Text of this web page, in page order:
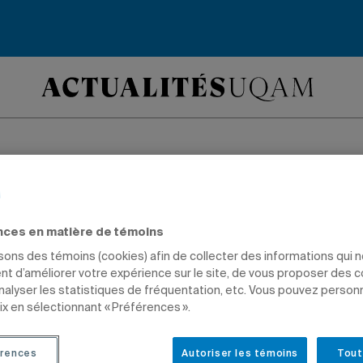
aux Mondiaux
réalise la meilleure
du monde de cyclisme.
en matière de témoins
des témoins (cookies) afin de collecter des informations qui
d’améliorer votre expérience sur le site, de vous proposer des
les statistiques de fréquentation, etc. Vous pouvez
en sélectionnant « Préférences ».
Autoriser les témoins